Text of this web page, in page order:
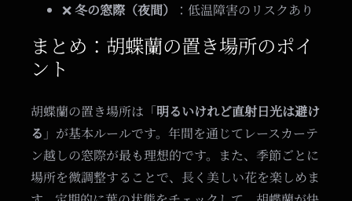
❌冬の窓際（夜間） ：低温障害のリスクあり
まとめ：胡蝶蘭の置き場所のポイ
ント
胡蝶蘭の置き場所は「明るいけれど直射日光は避け
る 」が基本ルールです。年間を通じてレースカーテ
ン越しの窓際が最も理想的です。また、季節ごとに
場所を微調整することで、長く美しい花を楽しめま